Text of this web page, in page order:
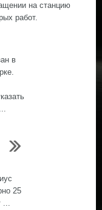
на станцию
работ.
в
25
...